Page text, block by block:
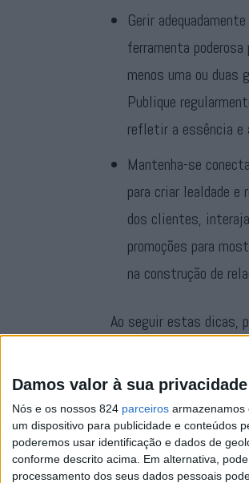
Damos valor à sua privacidade
Nós e os nossos 824 parceiros armazenamos
um dispositivo para publicidade e conteúdos
poderemos usar identificação e dados de
conforme descrito acima. Em alternativa,
processamento dos seus dados pessoais
Gerir
ferramenta
menos uma ou
Publique
refletir a essência e
Mantenha-se
para criar lealdade
dos clientes,
promoções para
na construção de
Ao seguir estas dicas,
positivas da sua